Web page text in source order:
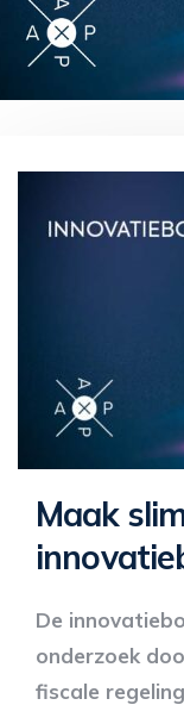
Maak
De
onderzoek
fiscale